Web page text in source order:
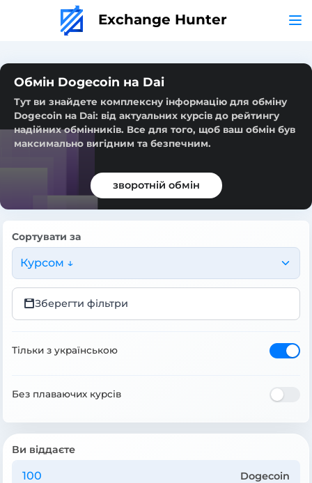
Exchange Hunter
Обмін Dogecoin на Dai
Тут ви знайдете комплексну інформацію для обміну
Dogecoin на Dai: від актуальних курсів до рейтингу
надійних обмінників. Все для того, щоб ваш обмін був
максимально вигідним та безпечним.
зворотній обмін
Сортувати за
Курсом ↓
Зберегти фільтри
Тільки з українською
Без плаваючих курсів
Ви віддаєте
Dogecoin